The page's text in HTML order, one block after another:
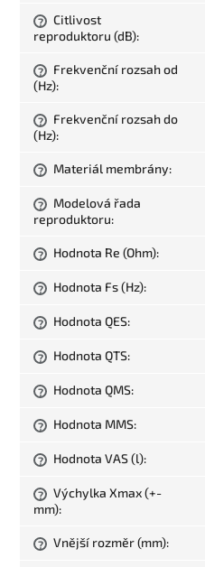
?
Citlivost
reproduktoru (dB):
?
Frekvenční rozsah od
(Hz):
?
Frekvenční rozsah do
(Hz):
? Materiál membrány:
?
Modelová řada
reproduktoru:
? Hodnota Re (Ohm):
? Hodnota Fs (Hz):
? Hodnota QES:
? Hodnota QTS:
? Hodnota QMS:
? Hodnota MMS:
? Hodnota VAS (l):
?
Výchylka Xmax (+-
mm):
? Vnější rozměr (mm):